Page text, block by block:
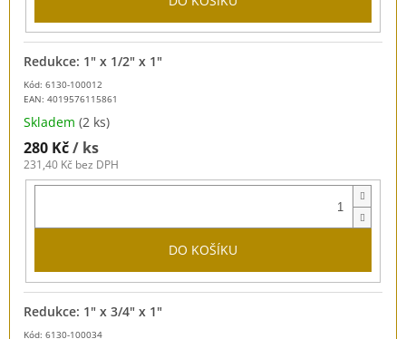
Kód: 6130-100012
EAN: 4019576115861
Redukce: 1" x 1/2" x 1"
Skladem (2 ks)
280 Kč/ ks
231,40 Kč bez DPH
DO KOŠÍKU
Kód: 6130-100034
Redukce: 1" x 3/4" x 1"